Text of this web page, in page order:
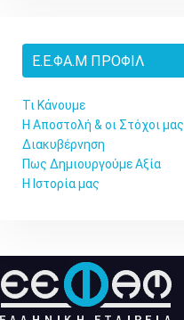
Ε.Ε.ΦΑ.Μ ΠΡΟΦΊΛ
Τι Κάνουμε
Η Αποστολή & οι Στόχοι μας
Διακυβέρνηση
Πως Δημιουργούμε Αξία
Η Ιστορία μας